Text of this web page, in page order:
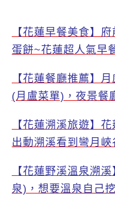
【花蓮早餐美食】
蛋餅~花蓮超人氣早
【花蓮餐廳推薦】
(月盧菜單)，夜景餐
【花蓮溯溪旅遊】
出動溯溪看到彎月峽
【花蓮野溪溫泉溯
泉)，想要溫泉自己